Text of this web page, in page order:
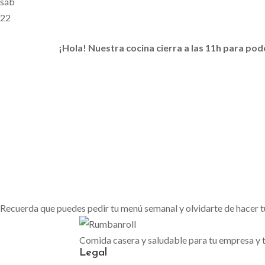
22
¡Hola! Nuestra cocina cierra a las 11h para
Recuerda que puedes pedir tu menú semanal y olvidarte de hacer
Comida casera y saludable para tu empresa y
Legal